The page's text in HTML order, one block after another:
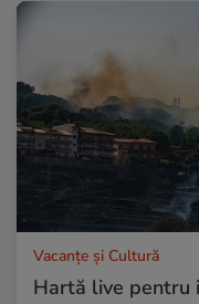
Vacanțe și Cultură
Hartă live pentru